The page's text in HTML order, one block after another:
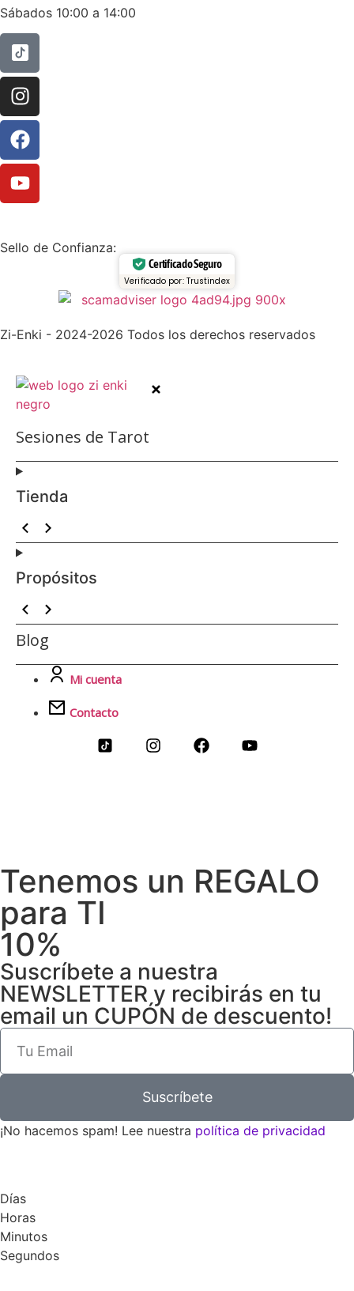
Sábados 10:00 a 14:00
Sello de Confianza:
Certificado Seguro
Verificado por: Trustindex
Zi-Enki - 2024-2026 Todos los derechos reservados
Sesiones de Tarot
Tienda
Propósitos
Blog
Mi cuenta
Contacto
Tenemos un REGALO
para TI
10%
Suscríbete a nuestra
NEWSLETTER y recibirás en tu
email un CUPÓN de descuento!
Suscríbete
¡No hacemos spam! Lee nuestra política de privacidad
Días
Horas
Minutos
Segundos